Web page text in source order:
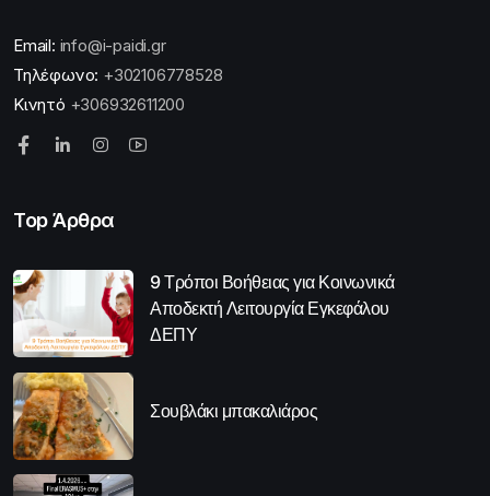
Email: info@i-paidi.gr
Τηλέφωνο: +302106778528
Κινητό +306932611200
Top Άρθρα
9 Τρόποι Βοήθειας για Κοινωνικά
Αποδεκτή Λειτουργία Εγκεφάλου
ΔΕΠΥ
Σουβλάκι μπακαλιάρος